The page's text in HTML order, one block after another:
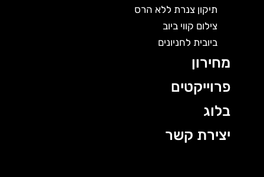
תיקון צנרת ללא הרס
צילום קווי ביוב
ביובית לחניונים
מחירון
פרוייקטים
בלוג
יצירת קשר